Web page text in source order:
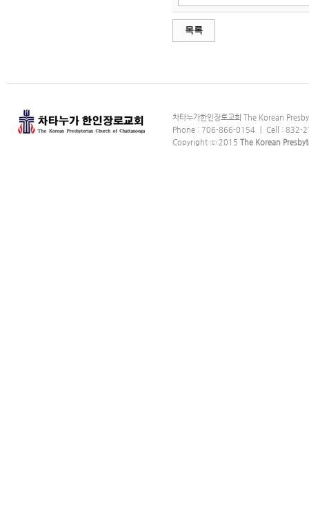
목록
차타누가한인장로교회 The Korean
Phone : 706-866-0154 ｜ Cell : 832-
Copyright ⓒ 2015 The Korean